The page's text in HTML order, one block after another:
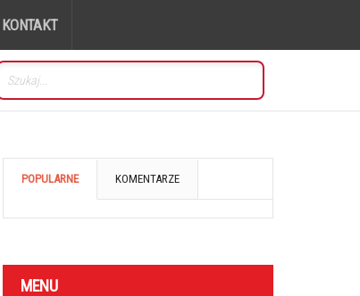
KONTAKT
POPULARNE KOMENTARZE
MENU